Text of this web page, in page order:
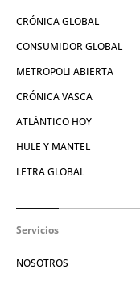
CRÓNICA GLOBAL
CONSUMIDOR GLOBAL
METROPOLI ABIERTA
CRÓNICA VASCA
ATLÁNTICO HOY
HULE Y MANTEL
LETRA GLOBAL
Servicios
NOSOTROS